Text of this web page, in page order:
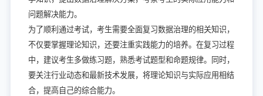
问题解决能力。
为了顺利通过考试，考生需要全面复习数据治理的相关知识，
不仅要掌握理论知识，还要注重实践能力的培养。在复习过程
中，建议考生多做练习题，熟悉考试题型和命题规律。同时，
要关注行业动态和最新技术发展，将理论知识与实际应用相结
合，提高自己的综合能力。